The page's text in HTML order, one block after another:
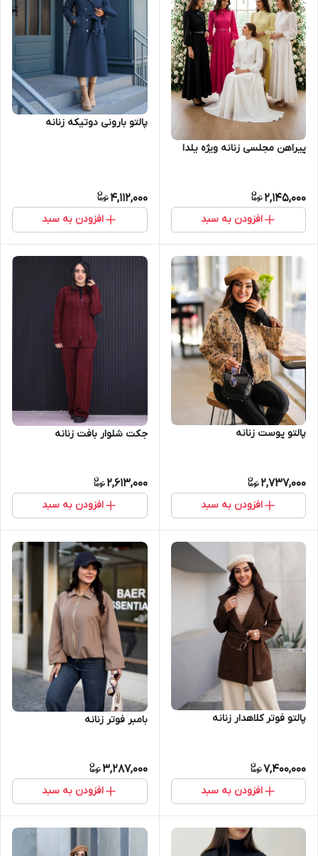
پیراهن مجلسی زنانه ویژه یلدا
2,145,000
افزودن به سبد
پالتو بارونی دوتیکه زنانه
4,112,000
افزودن به سبد
پالتو پوست زنانه
2,737,000
افزودن به سبد
جکت شلوار بافت زنانه
2,613,000
افزودن به سبد
پالتو فوتر کلاهدار زنانه
7,400,000
افزودن به سبد
بامبر فوتر زنانه
3,287,000
افزودن به سبد